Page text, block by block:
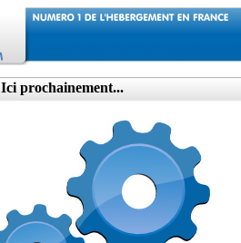
Ici prochainement...